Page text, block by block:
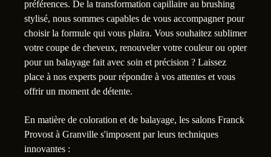
préférences. De la transformation capillaire au brushing
stylisé, nous sommes capables de vous accompagner pour
choisir la formule qui vous plaira. Vous souhaitez sublimer
votre coupe de cheveux, renouveler votre couleur ou opter
pour un balayage fait avec soin et précision ? Laissez
place à nos experts pour répondre à vos attentes et vous
offrir un moment de détente.
En matière de coloration et de balayage, les salons Franck
Provost à Granville s'imposent par leurs techniques
innovantes :